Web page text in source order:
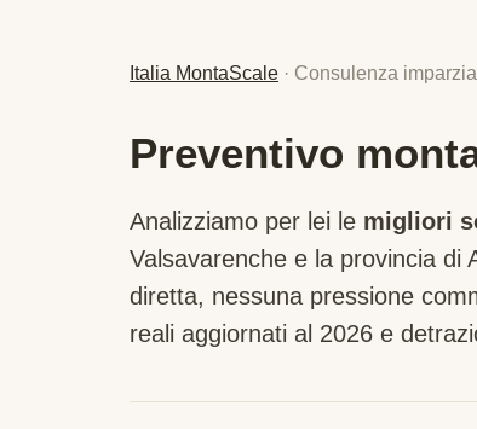
Italia MontaScale · Consulenza
Preventivo
Analizziamo per lei le migliori
Valsavarenche e la provincia di
diretta, nessuna pressione
reali aggiornati al 2026 e